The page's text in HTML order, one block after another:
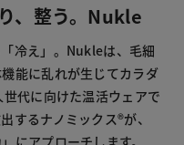
、整う。Nukle
冷え」。Nukleは、毛細
能に乱れが生じてカラダ
代に向けた温活ウェアで
するナノミックス®が、
にアプローチします。